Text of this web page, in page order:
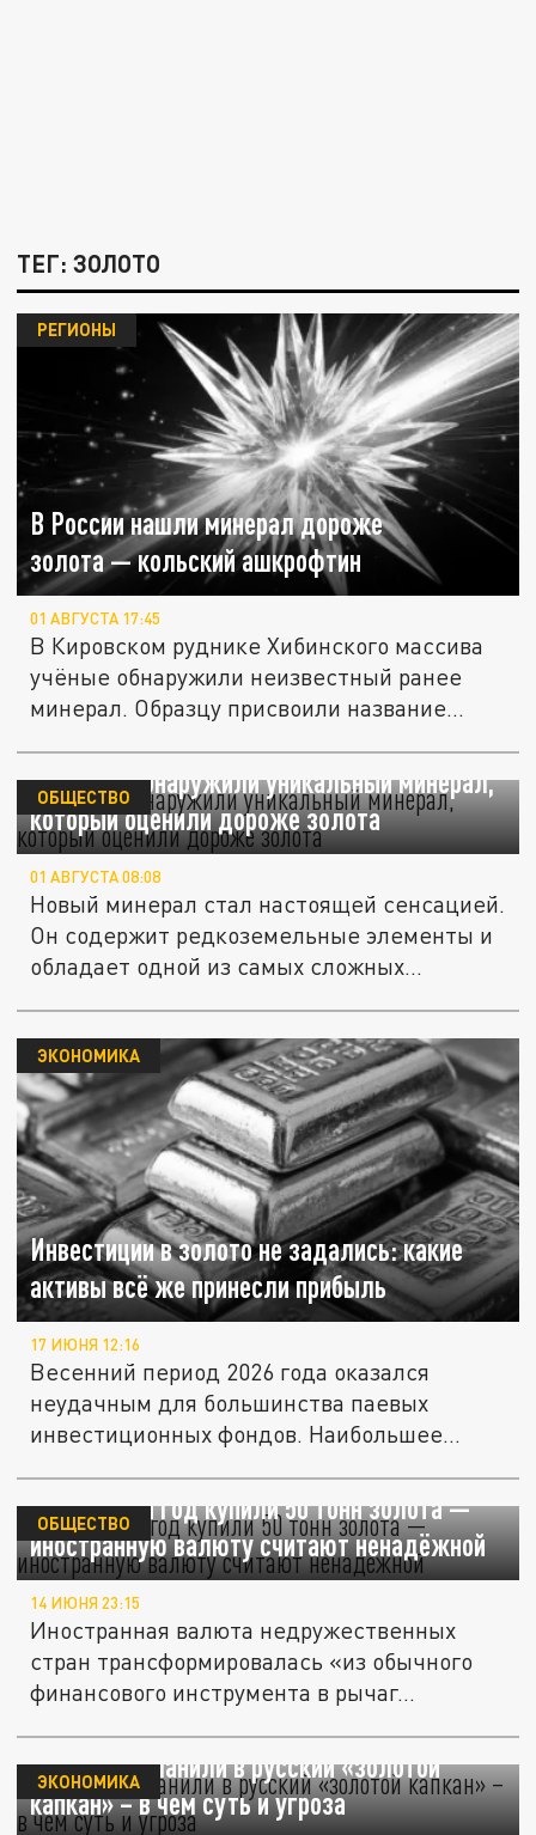
ТЕГ: ЗОЛОТО
В России нашли минерал дороже
золота — кольский ашкрофтин
РЕГИОНЫ
01 АВГУСТА 17:45
В Кировском руднике Хибинского массива
учёные обнаружили неизвестный ранее
минерал. Образцу присвоили название...
В России обнаружили уникальный минерал,
который оценили дороже золота
ОБЩЕСТВО
01 АВГУСТА 08:08
Новый минерал стал настоящей сенсацией.
Он содержит редкоземельные элементы и
обладает одной из самых сложных...
Инвестиции в золото не задались: какие
активы всё же принесли прибыль
ЭКОНОМИКА
17 ИЮНЯ 12:16
Весенний период 2026 года оказался
неудачным для большинства паевых
инвестиционных фондов. Наибольшее
В России за год купили 50 тонн золота —
иностранную валюту считают ненадёжной
ОБЩЕСТВО
14 ИЮНЯ 23:15
Иностранная валюта недружественных
стран трансформировалась «из обычного
финансового инструмента в рычаг...
ЦГ: США заманили в русский «золотой
капкан» – в чем суть и угроза
ЭКОНОМИКА